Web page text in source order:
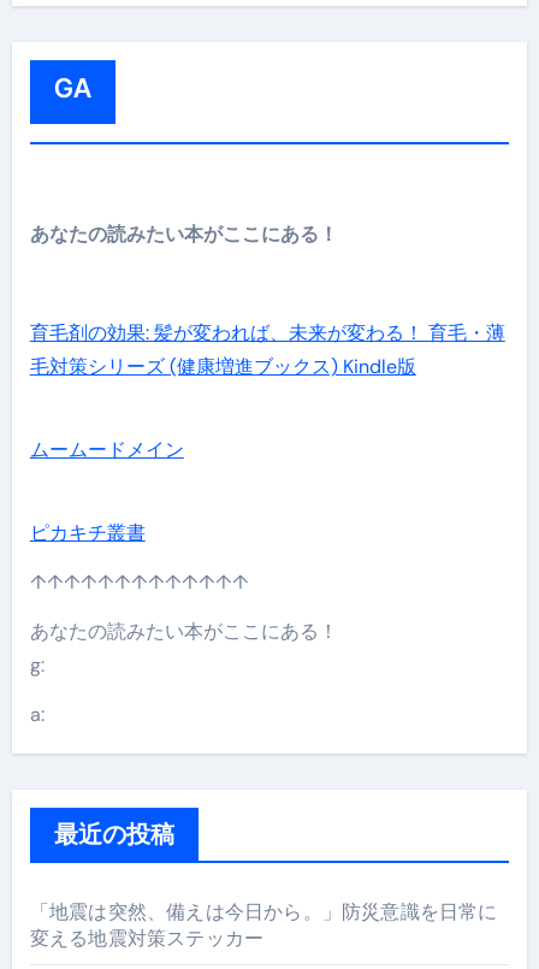
GA
あなたの読みたい本がここにある！
育毛剤の効果: 髪が変われば、未来が変わる！ 育毛・薄
毛対策シリーズ (健康増進ブックス) Kindle版
ムームードメイン
ピカキチ叢書
↑↑↑↑↑↑↑↑↑↑↑↑↑
あなたの読みたい本がここにある！
g:
a:
最近の投稿
「地震は突然、備えは今日から。」防災意識を日常に
変える地震対策ステッカー